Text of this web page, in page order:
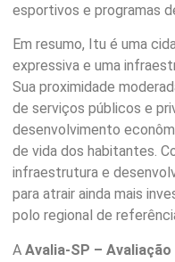
esportivos e programas
Em resumo, Itu é uma
expressiva e uma
Sua proximidade
de serviços públicos e
desenvolvimento
de vida dos habitantes.
infraestrutura e
para atrair ainda mais
polo regional de
A Avalia-SP –